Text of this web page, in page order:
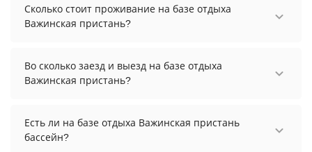
Сколько стоит проживание на базе отдыха
Важинская пристань?
Важинская пристань начинается от 18000
рублей. Чтобы увидеть актуальные цены на
Во сколько заезд и выезд на базе отдыха
Важинская пристань?
осуществить до 12:00.
Есть ли на базе отдыха Важинская пристань
бассейн?